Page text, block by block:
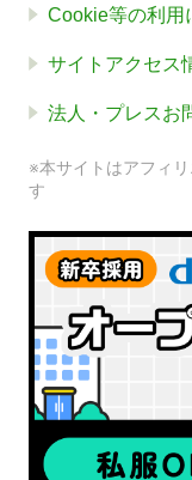
Cookie等の利用
サイトアクセス
法人・プレスお
※本サイトはアフィ
す